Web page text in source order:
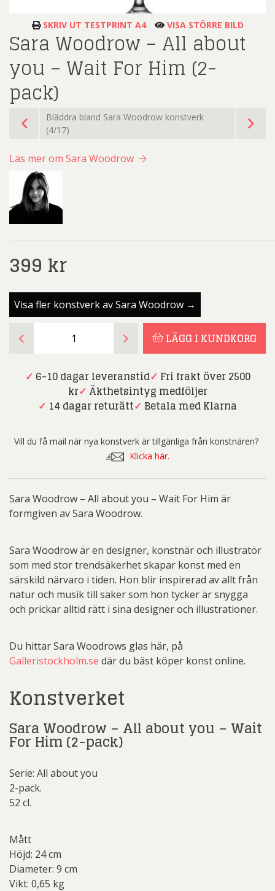
SKRIV UT TESTPRINT A4 VISA STÖRRE BILD
Sara Woodrow – All about
you – Wait For Him (2-
pack)
Bläddra bland Sara Woodrow konstverk
(4/17)
Läs mer om Sara Woodrow
399 kr
Visa fler konstverk av Sara Woodrow →
Woodrow
For
(2-
pack)
mängd
LÄGG I KUNDKORG
✓ 6-10 dagar leveranstid✓ Fri frakt över 2500
kr✓ Äkthetsintyg medföljer
✓ 14 dagar returätt✓ Betala med Klarna
Vill du få mail när nya konstverk är tillgänliga från konstnären?
Klicka här.
Sara Woodrow – All about you – Wait For Him är
formgiven av Sara Woodrow.
Sara Woodrow är en designer, konstnär och illustratör
som med stor trendsäkerhet skapar konst med en
särskild närvaro i tiden. Hon blir inspirerad av allt från
natur och musik till saker som hon tycker är snygga
och prickar alltid rätt i sina designer och illustrationer.
Du hittar Sara Woodrows glas här, på
Galleristockholm.se där du bäst köper konst online.
Konstverket
Sara Woodrow – All about you – Wait
For Him (2-pack)
Serie: All about you
2-pack.
52 cl.
Mått
Höjd: 24 cm
Diameter: 9 cm
Vikt: 0,65 kg